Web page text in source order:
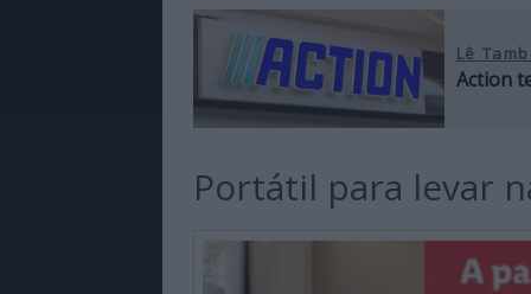
Lê
Action
Portátil para levar